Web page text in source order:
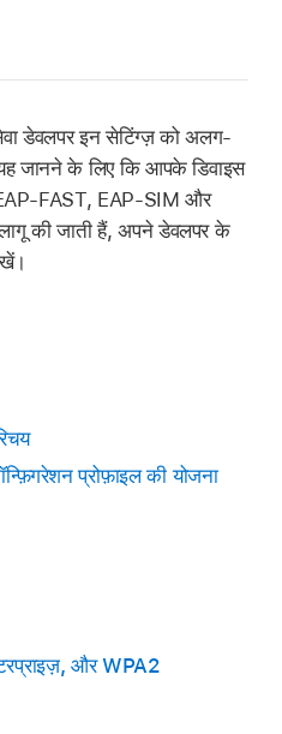
डेवलपर इन सेटिंग्ज़ को अलग-
जानने के लिए कि आपके डिवाइस
FAST, EAP-SIM और
की जाती हैं, अपने डेवलपर के
प्रोफ़ाइल की योजना
और WPA2